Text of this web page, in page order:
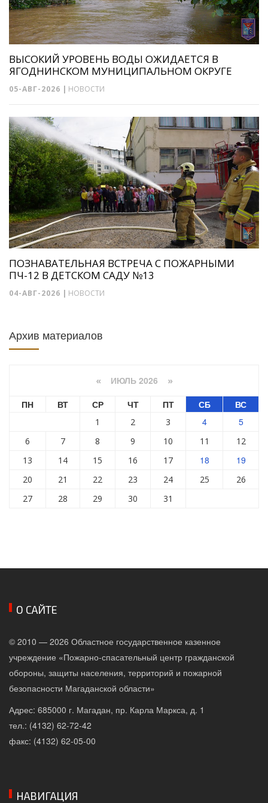
ВЫСОКИЙ УРОВЕНЬ ВОДЫ ОЖИДАЕТСЯ В
ЯГОДНИНСКОМ МУНИЦИПАЛЬНОМ ОКРУГЕ
05-АВГ-2026 | НОВОСТИ
ПОЗНАВАТЕЛЬНАЯ ВСТРЕЧА С ПОЖАРНЫМИ
ПЧ-12 В ДЕТСКОМ САДУ №13
04-АВГ-2026 | НОВОСТИ
Архив материалов
« ИЮЛЬ 2026 »
ПН ВТ СР ЧТ ПТ СБ ВС
1 2 3 4 5
6 7 8 9 10 11
12
13
14 15 16 17 18 19
20 21 22 23 24 25
26
27
28 29 30 31
О САЙТЕ
© 2010 — 2026 Областное государственное казенное
учреждение «Пожарно-спасательный центр гражданской
обороны, защиты населения, территорий и пожарной
безопасности Магаданской области»
Адрес: 685000 г. Магадан, пр. Карла Маркса, д. 1
тел.: (4132) 62-72-42
факс: (4132) 62-05-00
НАВИГАЦИЯ